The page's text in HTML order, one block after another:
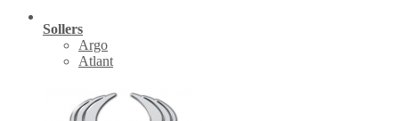
Sollers
Argo
Atlant